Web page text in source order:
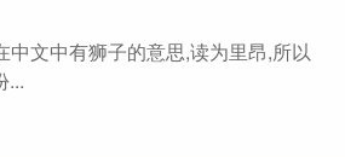
文中有狮子的意思,读为里昂,所以
...